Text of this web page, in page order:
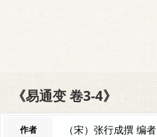
《易通变 卷3-4》
作者 （宋）张行成撰 编者